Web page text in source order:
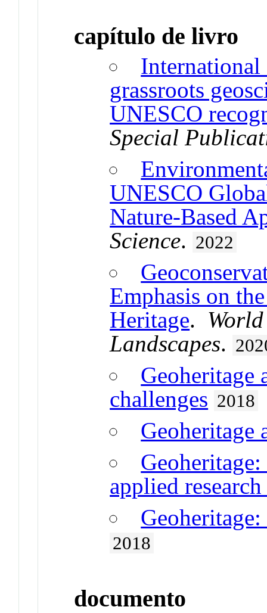
capítulo de livro
grassroots
UNESCO
Special
UNESCO
Nature-Based
Science. 2022
Emphasis on
Heritage.
Landscapes.
Geoheritage
challenges 2018
Geoheritage
applied
2018
documento